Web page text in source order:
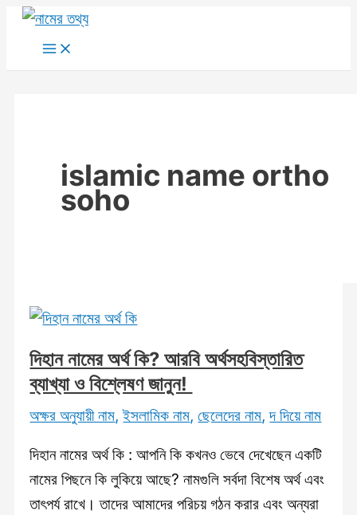
Skip
content
Main
islamic name ortho
soho
দিহান নামের অর্থ কি? আরবি অর্থসহবিস্তারিত
ব্যাখ্যা ও বিশ্লেষণ জানুন!
অক্ষর অনুযায়ী নাম,ইসলামিক নাম,ছেলেদের নাম,দ দিয়ে নাম
দিহান নামের অর্থ কি : আপনি কি কখনও ভেবে দেখেছেন একটি
নামের পিছনে কি লুকিয়ে আছে? নামগুলি সর্বদা বিশেষ অর্থ এবং
তাৎপর্য রাখে। তাদের আমাদের পরিচয় গঠন করার এবং অন্যরা